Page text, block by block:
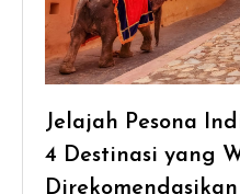
Jelajah Pesona
4 Destinasi yang
Direkomendasikan